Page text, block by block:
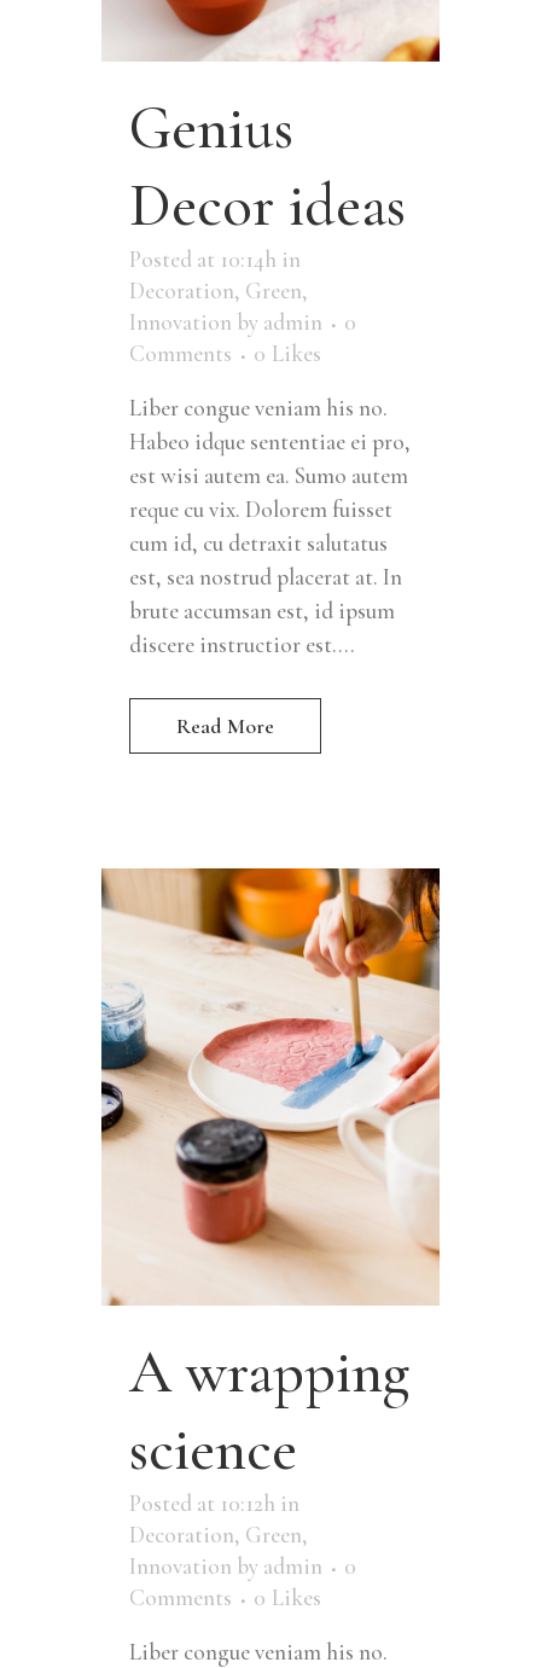
Genius
Decor ideas
Posted at 10:14h in
Decoration, Green,
Innovation by admin
0
Comments
0 Likes
Liber congue veniam his no.
Habeo idque sententiae ei pro,
est wisi autem ea. Sumo autem
reque cu vix. Dolorem fuisset
cum id, cu detraxit salutatus
est, sea nostrud placerat at. In
brute accumsan est, id ipsum
discere instructior est....
Read More
A wrapping
science
Posted at 10:12h in
Decoration, Green,
Innovation by admin
0
Comments
0 Likes
Liber congue veniam his no.